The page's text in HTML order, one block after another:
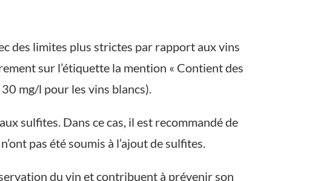
des limites plus strictes par rapport aux vins
sur l’étiquette la mention « Contient des
mg/l pour les vins blancs).
sulfites. Dans ce cas, il est recommandé de
pas été soumis à l’ajout de sulfites.
du vin et contribuent à prévenir son